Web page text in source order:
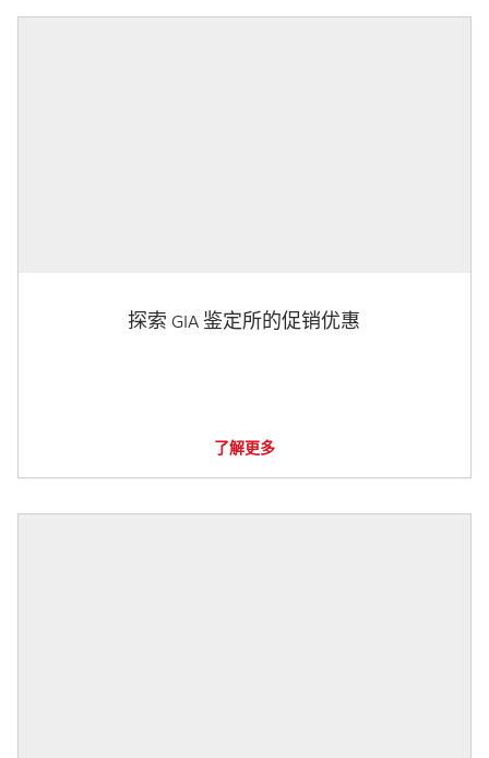
探索 GIA 鉴定所的促销优惠
了解更多